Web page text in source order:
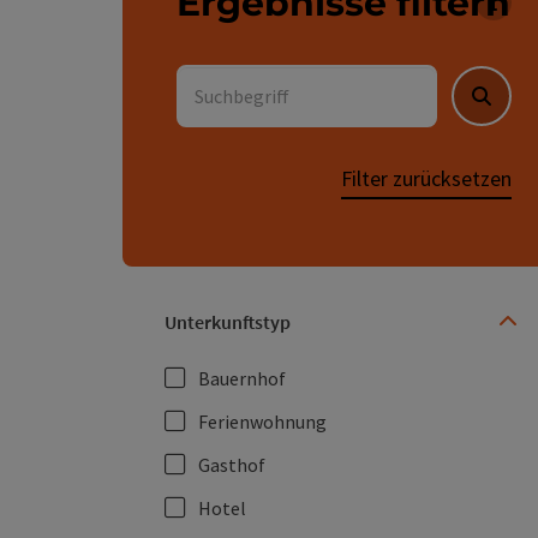
Für
Suchbegriff
Suchen
Filter zurücksetzen
Unterkunftstyp
Bauernhof
Ferienwohnung
Gasthof
Hotel